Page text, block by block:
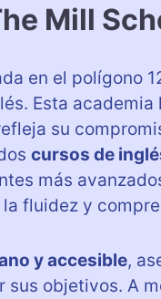
Mill
en el polígono
Esta
su
cursos de
más
fluidez y
y accesible,
objetivos. A